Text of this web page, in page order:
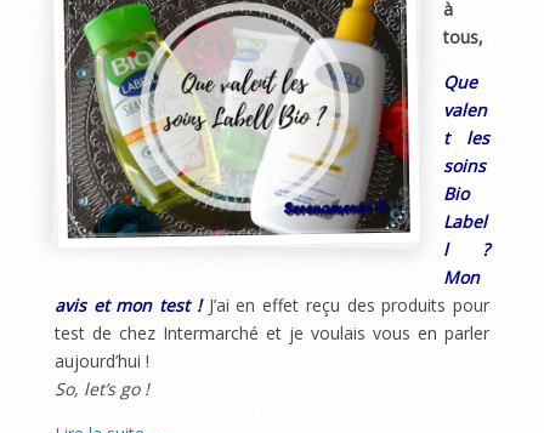
à
tous,
Que
valen
t les
soins
Bio
Label
l ?
Mon
avis et mon test ! J’ai en effet reçu des produits pour
test de chez Intermarché et je voulais vous en parler
aujourd’hui !
So, let’s go !